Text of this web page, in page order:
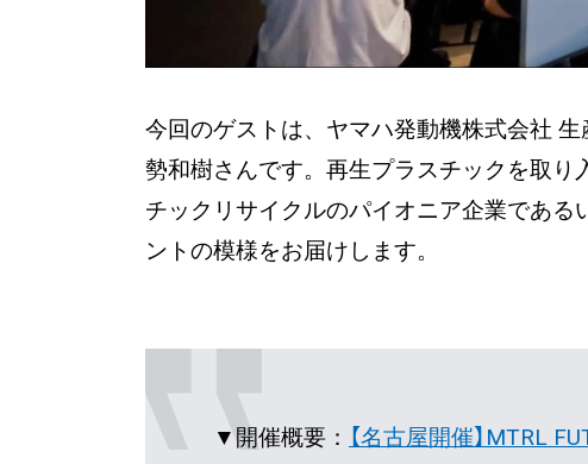
今回のゲストは、ヤマハ発動機株式会社
勢和樹さんです。再生プラスチックを取
チックリサイクルのパイオニア企業であ
ントの模様をお届けします。
▼開催概要： 【名古屋開催】MTRL